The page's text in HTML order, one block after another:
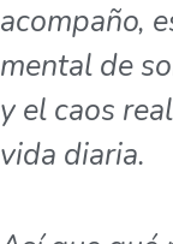
acompaño,
mental de
y el caos
vida diaria.